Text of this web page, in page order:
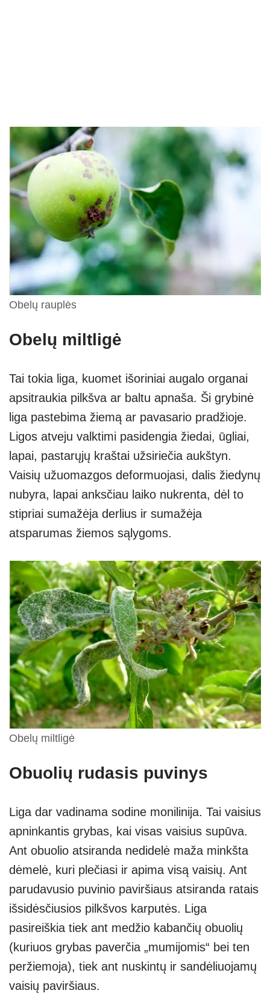
Obelų rauplės
Obelų miltligė
Tai tokia liga, kuomet išoriniai augalo organai
apsitraukia pilkšva ar baltu apnaša. Ši grybinė
liga pastebima žiemą ar pavasario pradžioje.
Ligos atveju valktimi pasidengia žiedai, ūgliai,
lapai, pastarųjų kraštai užsiriečia aukštyn.
Vaisių užuomazgos deformuojasi, dalis žiedynų
nubyra, lapai anksčiau laiko nukrenta, dėl to
stipriai sumažėja derlius ir sumažėja
atsparumas žiemos sąlygoms.
Obelų miltligė
Obuolių rudasis puvinys
Liga dar vadinama sodine monilinija. Tai vaisius
apninkantis grybas, kai visas vaisius supūva.
Ant obuolio atsiranda nedidelė maža minkšta
dėmelė, kuri plečiasi ir apima visą vaisių. Ant
parudavusio puvinio paviršiaus atsiranda ratais
išsidėsčiusios pilkšvos karputės. Liga
pasireiškia tiek ant medžio kabančių obuolių
(kuriuos grybas paverčia „mumijomis“ bei ten
peržiemoja), tiek ant nuskintų ir sandėliuojamų
vaisių paviršiaus.